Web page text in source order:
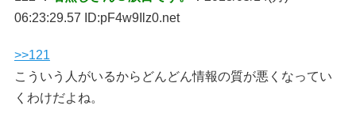
06:23:29.57 ID:pF4w9Ilz0.net
>>121
こういう人がいるからどんどん情報の質が悪くなってい
くわけだよね。